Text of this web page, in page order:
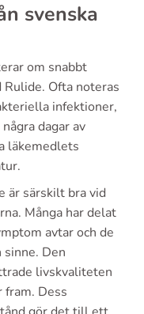
svenska
om snabbt
Ofta noteras
infektioner,
dagar av
läkemedlets
är särskilt bra vid
Många har delat
avtar och de
sinne. Den
livskvaliteten
Dess